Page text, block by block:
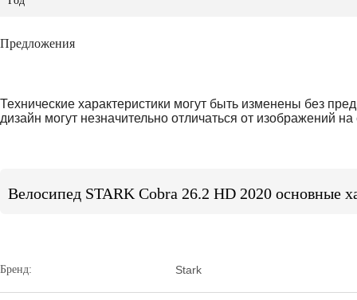
Предложения
Технические характеристики могут быть изменены без
дизайн могут незначительно отличаться от изображений на
Велосипед STARK Cobra 26.2 HD 2020 основные
Бренд: Stark